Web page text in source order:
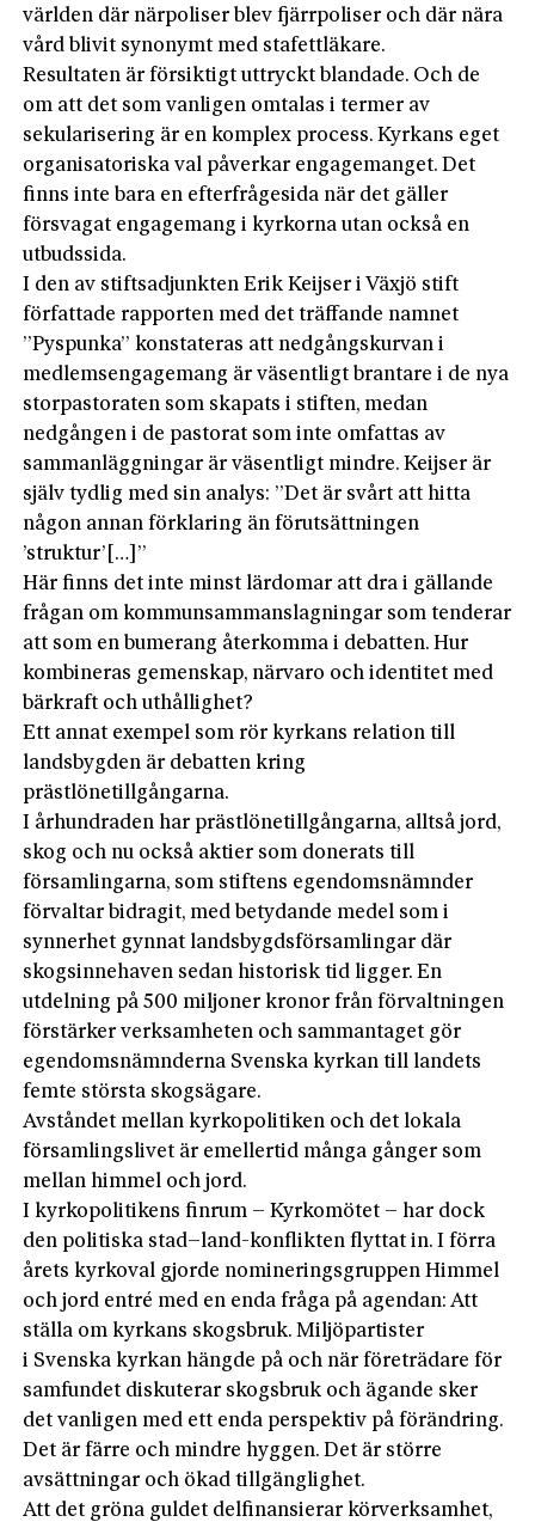
världen där närpoliser blev fjärrpoliser och där nära
vård blivit synonymt med stafettläkare.
Resultaten är försiktigt uttryckt blandade. Och de
om att det som vanligen omtalas i termer av
sekularisering är en komplex process. Kyrkans eget
organisatoriska val påverkar engagemanget. Det
finns inte bara en efterfrågesida när det gäller
försvagat engagemang i kyrkorna utan också en
utbudssida.
I den av stiftsadjunkten Erik Keijser i Växjö stift
författade rapporten med det träffande namnet
”Pyspunka” konstateras att nedgångskurvan i
medlemsengagemang är väsentligt brantare i de nya
storpastoraten som skapats i stiften, medan
nedgången i de pastorat som inte omfattas av
sammanläggningar är väsentligt mindre. Keijser är
själv tydlig med sin analys: ”Det är svårt att hitta
någon annan förklaring än förutsättningen
’struktur’[…]”
Här finns det inte minst lärdomar att dra i gällande
frågan om kommunsammanslagningar som tenderar
att som en bumerang återkomma i debatten. Hur
kombineras gemenskap, närvaro och identitet med
bärkraft och uthållighet?
Ett annat exempel som rör kyrkans relation till
landsbygden är debatten kring
prästlönetillgångarna.
I århundraden har prästlönetillgångarna, alltså jord,
skog och nu också aktier som donerats till
församlingarna, som stiftens egendomsnämnder
förvaltar bidragit, med betydande medel som i
synnerhet gynnat landsbygdsförsamlingar där
skogsinnehaven sedan historisk tid ligger. En
utdelning på 500 miljoner kronor från förvaltningen
förstärker verksamheten och sammantaget gör
egendomsnämnderna Svenska kyrkan till landets
femte största skogsägare.
Avståndet mellan kyrkopolitiken och det lokala
församlings­livet är emellertid många gånger som
mellan himmel och jord.
I kyrkopolitikens finrum – Kyrkomötet – har dock
den politiska stad–land-konflikten flyttat in. I förra
årets kyrkoval gjorde nomineringsgruppen Himmel
och jord entré med en enda ­fråga på agendan: Att
ställa om kyrkans skogsbruk. Miljöpartister
i Svenska kyrkan hängde på och när företrädare för
samfundet ­diskuterar skogsbruk och ägande sker
det vanligen med ett enda perspektiv på förändring.
Det är färre och mindre hyggen. Det är större
avsättningar och ökad tillgänglighet.
Att det gröna guldet delfinansierar körverksamhet,